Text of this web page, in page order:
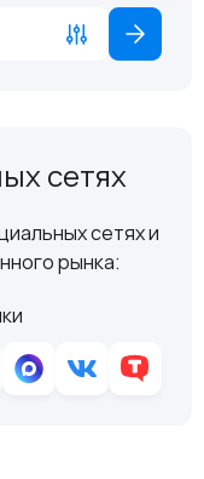
сетях
сетях и
рынка: